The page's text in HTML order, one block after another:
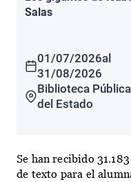
Salas
01/07/2026al
31/08/2026
Biblioteca Pública
del Estado
Se han recibido
de texto para el